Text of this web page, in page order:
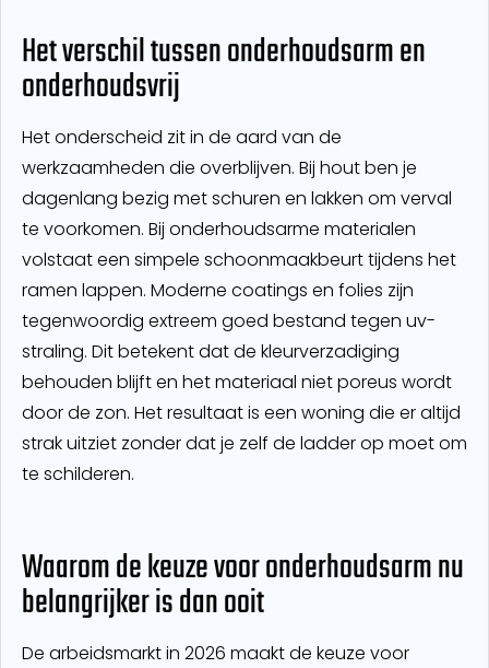
Het verschil tussen onderhoudsarm en
onderhoudsvrij
Het onderscheid zit in de aard van de
werkzaamheden die overblijven. Bij hout ben je
dagenlang bezig met schuren en lakken om verval
te voorkomen. Bij onderhoudsarme materialen
volstaat een simpele schoonmaakbeurt tijdens het
ramen lappen. Moderne coatings en folies zijn
tegenwoordig extreem goed bestand tegen uv-
straling. Dit betekent dat de kleurverzadiging
behouden blijft en het materiaal niet poreus wordt
door de zon. Het resultaat is een woning die er altijd
strak uitziet zonder dat je zelf de ladder op moet om
te schilderen.
Waarom de keuze voor onderhoudsarm nu
belangrijker is dan ooit
De arbeidsmarkt in 2026 maakt de keuze voor